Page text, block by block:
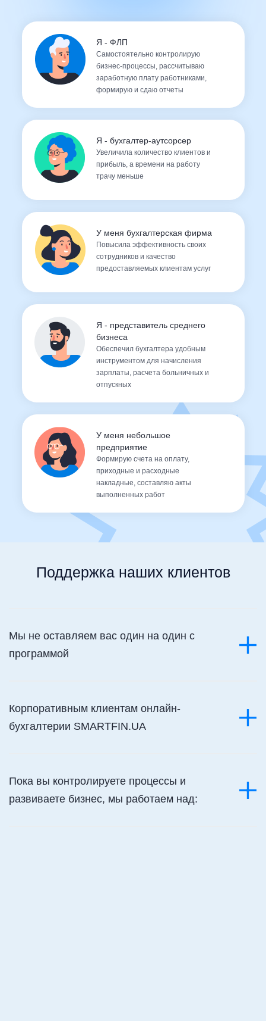
Я - ФЛП
Самостоятельно контролирую
бизнес-процессы, рассчитываю
заработную плату работниками,
формирую и сдаю отчеты
Я - бухгалтер-аутсорсер
Увеличила количество клиентов и
прибыль, а времени на работу
трачу меньше
У меня бухгалтерская фирма
Повысила эффективность своих
сотрудников и качество
предоставляемых клиентам услуг
Я - представитель среднего
бизнеса
Обеспечил бухгалтера удобным
инструментом для начисления
зарплаты, расчета больничных и
отпускных
У меня небольшое
предприятие
Формирую счета на оплату,
приходные и расходные
накладные, составляю акты
выполненных работ
Поддержка наших клиентов
Мы не оставляем вас один на один с
программой
Корпоративным клиентам онлайн-
бухгалтерии SMARTFIN.UA
Пока вы контролируете процессы и
развиваете бизнес, мы работаем над: